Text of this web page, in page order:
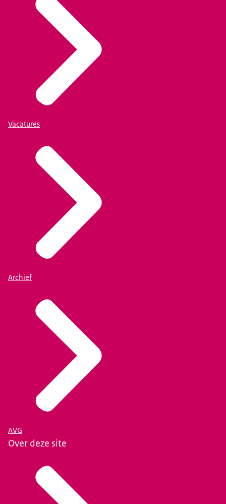
Vacatures
Archief
AVG
Over deze site